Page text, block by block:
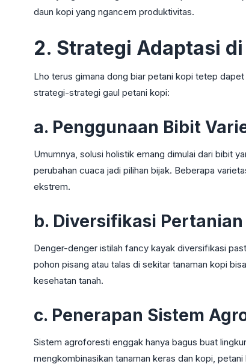
daun kopi yang ngancem produktivitas.
2. Strategi Adaptasi
Lho terus gimana dong biar petani kopi tetep
strategi-strategi gaul petani kopi:
a. Penggunaan Bibit
Umumnya, solusi holistik emang dimulai dari bibit
perubahan cuaca jadi pilihan bijak. Beberapa
ekstrem.
b. Diversifikasi Pertanian
Denger-denger istilah fancy kayak diversifikasi
pohon pisang atau talas di sekitar tanaman kopi
kesehatan tanah.
c. Penerapan Sistem
Sistem agroforesti enggak hanya bagus buat
mengkombinasikan tanaman keras dan kopi,